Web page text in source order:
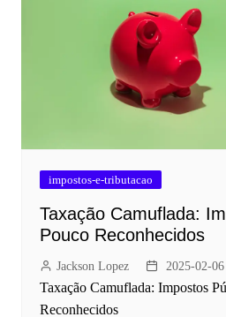
impostos-e-tributacao
Taxação Camuflada:
Pouco Reconhecidos
Jackson Lopez 2025-02-06
Taxação Camuflada: Impostos
Reconhecidos